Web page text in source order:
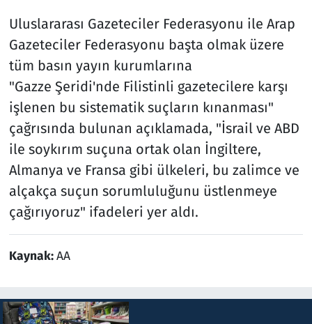
Uluslararası Gazeteciler Federasyonu ile Arap
Gazeteciler Federasyonu başta olmak üzere
tüm basın yayın kurumlarına
"Gazze Şeridi'nde Filistinli gazetecilere karşı
işlenen bu sistematik suçların kınanması"
çağrısında bulunan açıklamada, "İsrail ve ABD
ile soykırım suçuna ortak olan İngiltere,
Almanya ve Fransa gibi ülkeleri, bu zalimce ve
alçakça suçun sorumluluğunu üstlenmeye
çağırıyoruz" ifadeleri yer aldı.
Kaynak:AA